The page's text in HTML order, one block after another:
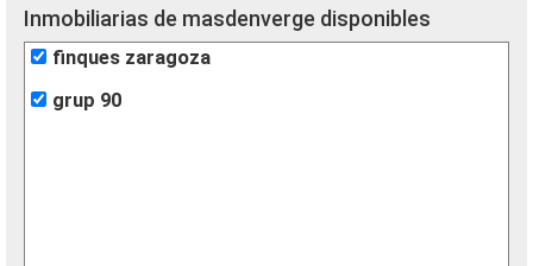
Inmobiliarias de masdenverge disponibles
finques zaragoza
grup 90